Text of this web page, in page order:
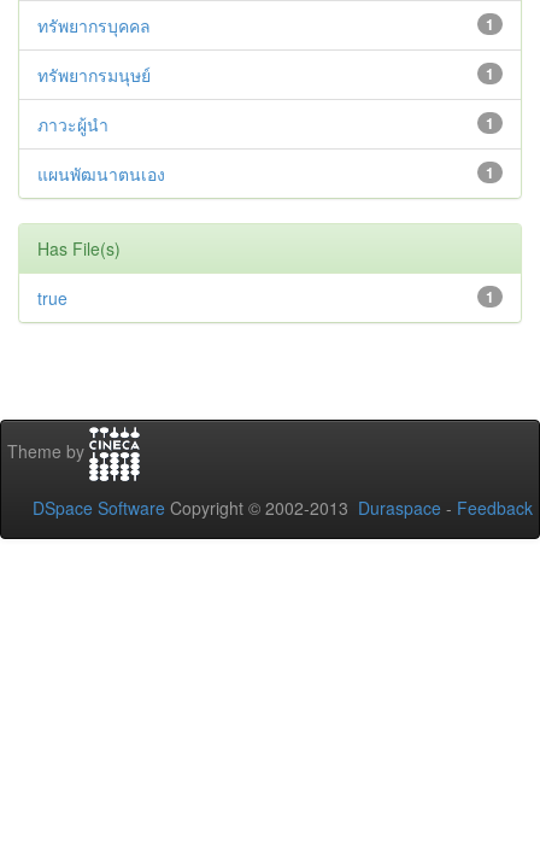
1
ทรัพยากรบุคคล
1
ทรัพยากรมนุษย์
1
ภาวะผู้นำ
1
แผนพัฒนาตนเอง
Has File(s)
1
true
Theme by
DSpace Software Copyright © 2002-2013 Duraspace - Feedback